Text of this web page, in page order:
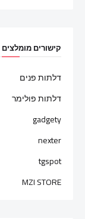
קישורים מומלצים
דלתות פנים
דלתות פולימר
gadgety
nexter
tgspot
MZI STORE